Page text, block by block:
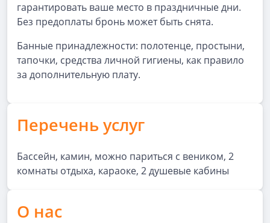
гарантировать ваше место в праздничные дни.
Без предоплаты бронь может быть снята.
Банные принадлежности: полотенце, простыни,
тапочки, средства личной гигиены, как правило
за дополнительную плату.
Перечень услуг
Бассейн, камин, можно париться с веником, 2
комнаты отдыха, караоке, 2 душевые кабины
О нас